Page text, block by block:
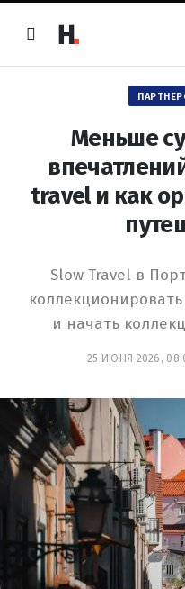
Меньше
travel и как
Slow Travel в
и начать
25 ИЮНЯ 2026,